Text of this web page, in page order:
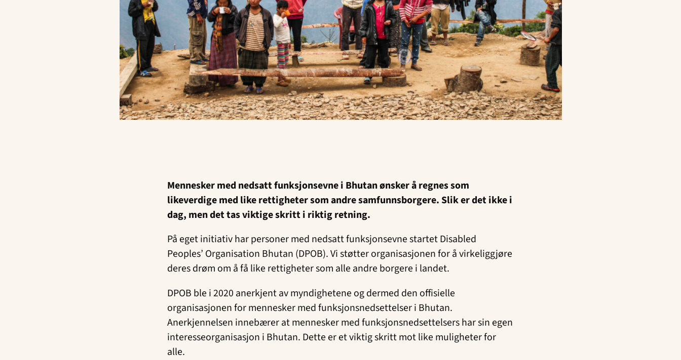
Mennesker med nedsatt funksjonsevne i Bhutan ønsker å regnes som
likeverdige med like rettigheter som andre samfunnsborgere. Slik er det ikke i
dag, men det tas viktige skritt i riktig retning.
På eget initiativ har personer med nedsatt funksjonsevne startet Disabled
Peoples’ Organisation Bhutan (DPOB). Vi støtter organisasjonen for å virkeliggjøre
deres drøm om åfå like rettigheter som alle andre borgere i landet.
DPOB ble i 2020 anerkjent av myndighetene og dermed den offisielle
organisasjonen for mennesker med funksjonsnedsettelser i Bhutan.
Anerkjennelsen innebærer at mennesker med funksjonsnedsettelsers har sin egen
interesseorganisasjon i Bhutan. Dette er et viktig skritt mot like muligheter for
alle.